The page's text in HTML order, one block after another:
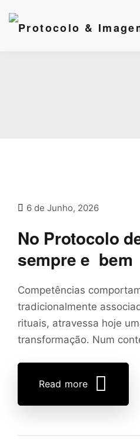
6 de Junho, 2026
No Protocolo
sempre e bem
Competências
tradicionalmente
rituais, atravessa hoje
transformação. Num
Read more